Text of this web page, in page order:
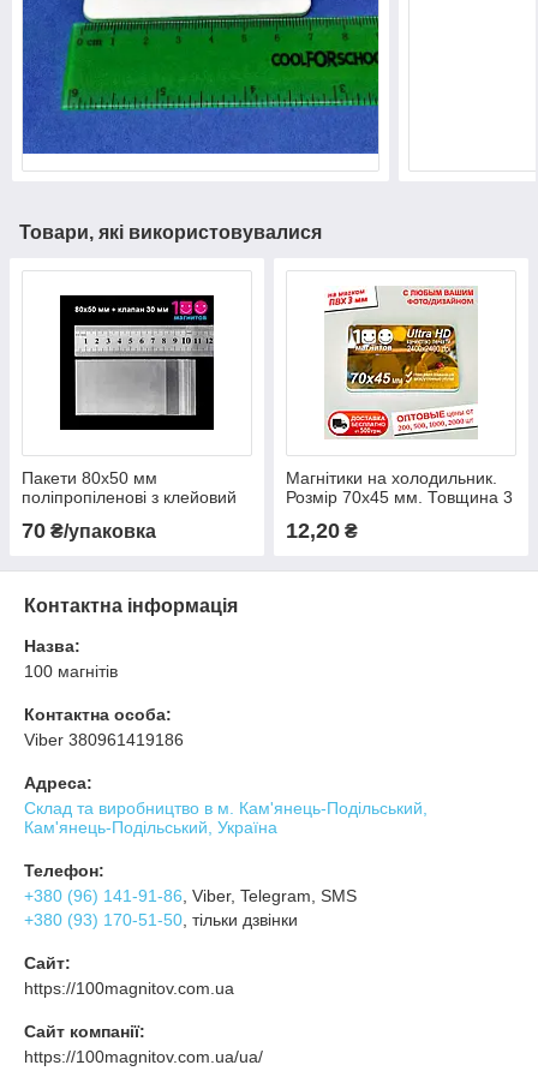
Товари, які використовувалися
Пакети 80х50 мм
поліпропіленові з клейовий
70 ₴/упаковка
Магнітики на холодильник.
Розмір 70х45 мм. Товщина 3
12,20 ₴
Контактна інформація
Назва:
100 магнітів
Контактна особа:
Viber 380961419186
Адреса:
Склад та виробництво в м. Кам'янець-Подільський,
Кам'янець-Подільський, Україна
Телефон:
+380 (96) 141-91-86 , Viber, Telegram, SMS
+380 (93) 170-51-50 , тільки дзвінки
Сайт:
https://100magnitov.com.ua
Сайт компанії:
https://100magnitov.com.ua/ua/